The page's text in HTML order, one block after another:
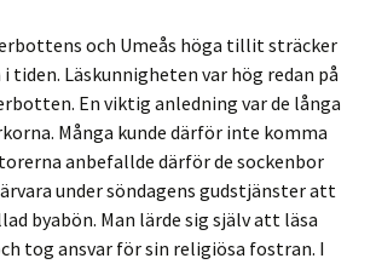
och Umeås höga tillit sträcker
Läskunnigheten var hög redan på
En viktig anledning var de långa
Många kunde därför inte komma
anbefallde därför de sockenbor
under söndagens gudstjänster att
byabön. Man lärde sig själv att läsa
tog ansvar för sin religiösa fostran. I